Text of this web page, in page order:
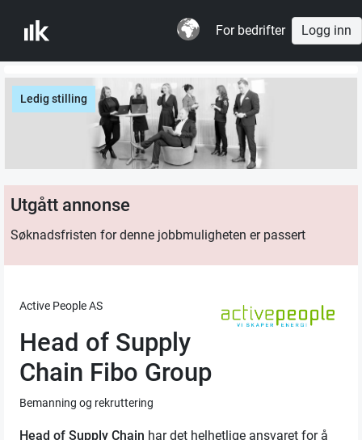
For bedrifter Logg inn
Ledig stilling
Utgått annonse
Søknadsfristen for denne jobbmuligheten er passert
Active People AS
Head of Supply
Chain Fibo Group
Bemanning og rekruttering
Head of Supply Chain har det helhetlige ansvaret for å